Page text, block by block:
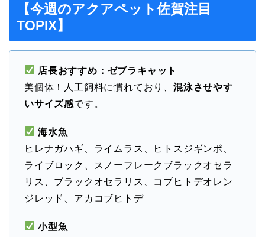
【今週のアクアペット佐賀注目
TOPIX】
店長おすすめ：ゼブラキャット
美個体！人工飼料に慣れており、 混泳させやす
いサイズ感です。
海水魚
ヒレナガハギ、ライムラス、ヒトスジギンポ、
ライブロック、スノーフレークブラックオセラ
リス、ブラックオセラリス、コブヒトデオレン
ジレッド、アカコブヒトデ
小型魚